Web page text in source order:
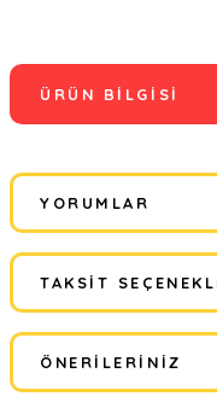
ÜRÜN BILGISI
YORUMLAR
Bu
TAKSIT
ÖNERILERINIZ